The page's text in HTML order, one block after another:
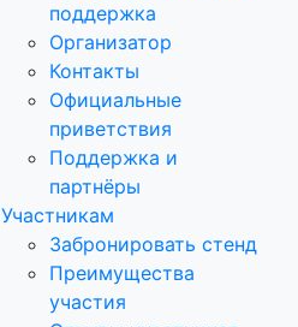
поддержка
Организатор
Контакты
Официальные
приветствия
Поддержка и
партнёры
Участникам
Забронировать стенд
Преимущества
участия